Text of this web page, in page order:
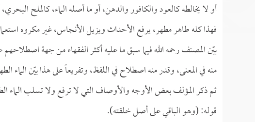
أو لا يخالطه كالعود والكافور والدهن، أو ما أصله الماء، كالملح
فهذا كله طاهر مطهر، يرفع الأحداث ويزيل الأنجاس، غير مكروه
بيّن المصنف رحمه الله فيما سبق ما عليه أكثر الفقهاء من جهة
منه في المعنى، وقدر منه اصطلاح في اللفظ، وتفريعاً على هذا بيّن الماء
ثم ذكر المؤلف بعض الأوجه والأوصاف التي لا ترفع ولا تسلب الماء
قوله: (وهو الباقي على أصل خلقته).